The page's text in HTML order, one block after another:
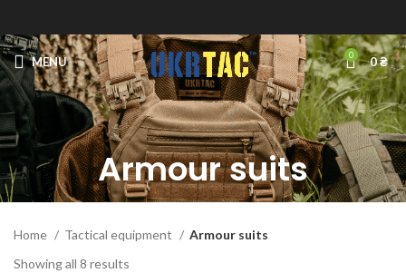
MENU 0 0₴
Armour suits
Home Tactical equipment
Armour suits
Showing all 8 results